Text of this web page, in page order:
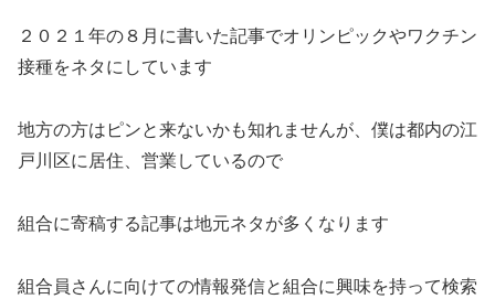
２０２１年の８月に書いた記事でオリンピックやワクチン
接種をネタにしています
地方の方はピンと来ないかも知れませんが、僕は都内の江
戸川区に居住、営業しているので
組合に寄稿する記事は地元ネタが多くなります
組合員さんに向けての情報発信と組合に興味を持って検索